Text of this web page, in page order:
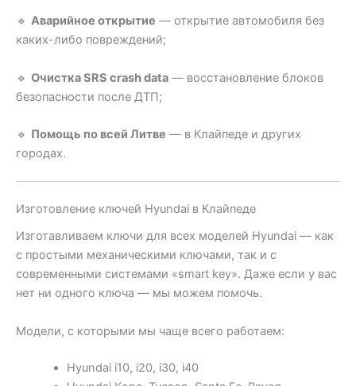
🔹 Аварийное открытие — открытие автомобиля без
каких-либо повреждений;
🔹 Очистка SRS crash data — восстановление блоков
безопасности после ДТП;
🔹 Помощь по всей Литве — в Клайпеде и других
городах.
Изготовление ключей Hyundai в Клайпеде
Изготавливаем ключи для всех моделей Hyundai — как
с простыми механическими ключами, так и с
современными системами «smart key». Даже если у вас
нет ни одного ключа — мы можем помочь.
Модели, с которыми мы чаще всего работаем:
Hyundai i10, i20, i30, i40